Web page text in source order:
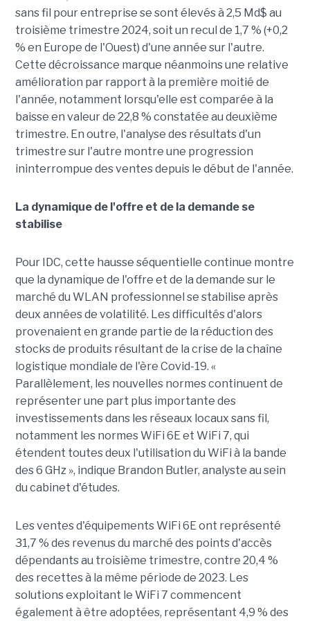
sans fil pour entreprise se sont élevés à 2,5 Md$ au
troisième trimestre 2024, soit un recul de 1,7 % (+0,2
% en Europe de l'Ouest) d'une année sur l'autre.
Cette décroissance marque néanmoins une relative
amélioration par rapport à la première moitié de
l'année, notamment lorsqu'elle est comparée à la
baisse en valeur de 22,8 % constatée au deuxième
trimestre. En outre, l'analyse des résultats d'un
trimestre sur l'autre montre une progression
ininterrompue des ventes depuis le début de l'année.
La dynamique de l'offre et de la demande se
stabilise
Pour IDC, cette hausse séquentielle continue montre
que la dynamique de l'offre et de la demande sur le
marché du WLAN professionnel se stabilise après
deux années de volatilité. Les difficultés d'alors
provenaient en grande partie de la réduction des
stocks de produits résultant de la crise de la chaîne
logistique mondiale de l'ère Covid-19. «
Parallèlement, les nouvelles normes continuent de
représenter une part plus importante des
investissements dans les réseaux locaux sans fil,
notamment les normes WiFi 6E et WiFi 7, qui
étendent toutes deux l'utilisation du WiFi à la bande
des 6 GHz », indique Brandon Butler, analyste au sein
du cabinet d'études.
Les ventes d'équipements WiFi 6E ont représenté
31,7 % des revenus du marché des points d'accès
dépendants au troisième trimestre, contre 20,4 %
des recettes à la même période de 2023. Les
solutions exploitant le WiFi 7 commencent
également à être adoptées, représentant 4,9 % des